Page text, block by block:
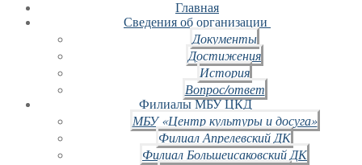
Главная
Сведения об организации
Документы
Достижения
История
Вопрос/ответ
Филиалы МБУ ЦКД
МБУ «Центр культуры и досуга»
Филиал Апрелевский ДК
Филиал Большеисаковский ДК